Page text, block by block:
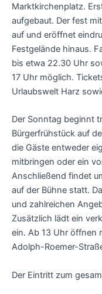
Marktkirchenplatz.
aufgebaut. Der fest
auf und eröffnet
Festgelände hinaus.
bis etwa 22.30 Uhr
17 Uhr möglich.
Urlaubswelt Harz
Der Sonntag beginnt
Bürgerfrühstück auf
die Gäste entweder
mitbringen oder ein
Anschließend findet
auf der Bühne statt.
und zahlreichen
Zusätzlich lädt ein
ein. Ab 13 Uhr öffnen
Adolph-Roemer-
Der Eintritt zum